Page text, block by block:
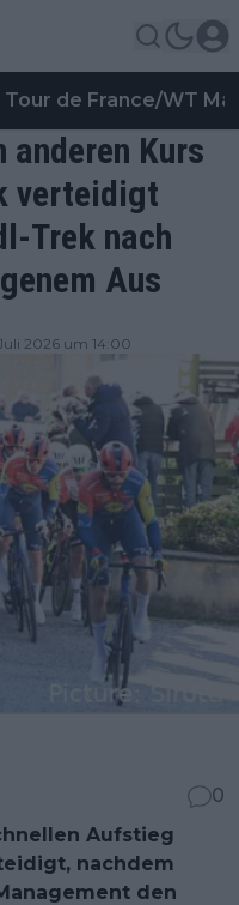
Tour de France/WT
anderen Kurs
verteidigt
Trek nach
Aus
2026 um 14:00
0
Aufstieg
nachdem
den